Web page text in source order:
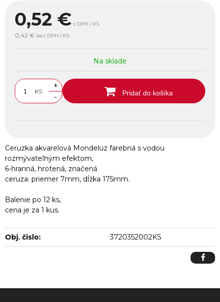
0,52 € s DPH / KS
0,42 € bez DPH / KS
Na sklade
KS
+
-
Pridať do košíka
Ceruzka akvarelová Mondeluz farebná s vodou
rozmývateľným efektom,
6-hranná, hrotená, značená
ceruza: priemer 7mm, dĺžka 175mm.
Balenie po 12 ks,
cena je za 1 kus.
Obj. čislo: 3720352002KS